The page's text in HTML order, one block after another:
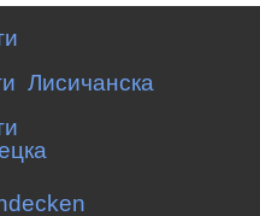
Лисичанска